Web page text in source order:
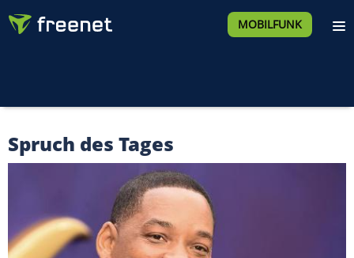
MOBILFUNK
Spruch des Tages